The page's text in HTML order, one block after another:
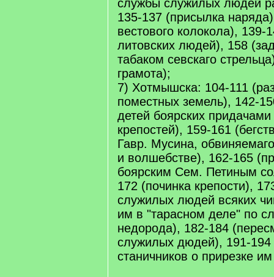
службы служилых людей
135-137 (присылка
вестового колокола), 139-
литовских людей), 158
табаком севскаго
грамота);
7) Хотмышска: 104-111
поместных земель), 142-
детей боярских придачами
крепостей), 159-161
Гавр. Мусина,
и волшебстве), 162-165
боярским Сем. Петиным
172 (починка крепости),
служилых людей всяких
им в "тарасном деле" по
недорода), 182-184
служилых дюдей), 191-194
станичников о прирезке